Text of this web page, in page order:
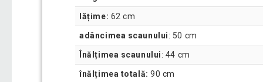
lățime: 62 cm
adâncimea scaunului: 50 cm
Înălțimea scaunului: 44 cm
înălțimea totală: 90 cm